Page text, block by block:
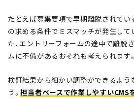
たとえば募集要項で早期離脱されてい
の求める条件でミスマッチが発生して
た、エントリーフォームの途中で離脱
ムに不備があるおそれも考えられます。
検証結果から細かい調整ができるよう
う。担当者ベースで作業しやすいCMS